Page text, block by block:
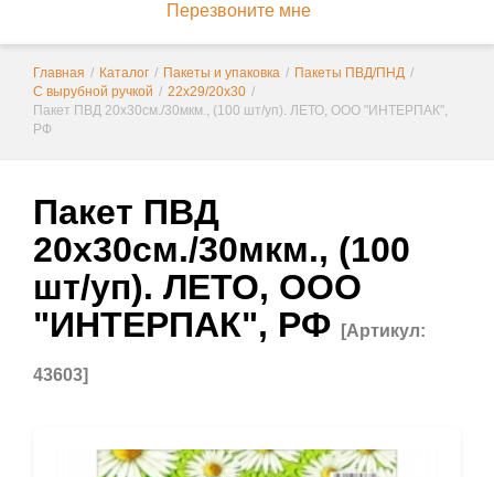
Перезвоните мне
Главная / Каталог / Пакеты и упаковка / Пакеты ПВД/ПНД /
С вырубной ручкой / 22х29/20х30 /
Пакет ПВД 20х30см./30мкм., (100 шт/уп). ЛЕТО, ООО "ИНТЕРПАК",
РФ
Пакет ПВД
20х30см./30мкм., (100
шт/уп). ЛЕТО, ООО
"ИНТЕРПАК", РФ
[Артикул:
43603]